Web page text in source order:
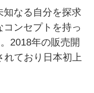
知なる自分を探求
コンセプトを持っ
2018年の販売開
れており日本初上